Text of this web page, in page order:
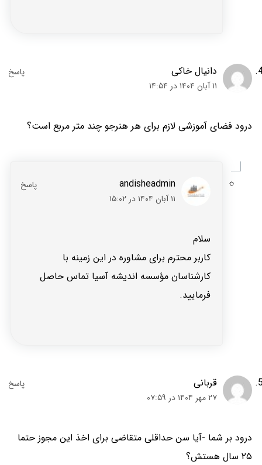
دانیال خاکی
۱۱ آبان ۱۴۰۴ در ۱۴:۵۴
درود فضای آموزشی لازم برای هر هنرجو چند متر مربع است؟
andisheadmin
۱۱ آبان ۱۴۰۴ در ۱۵:۰۲
سلام
کاربر محترم برای مشاوره در این زمینه با
کارشناسان مؤسسه اندیشه آسیا تماس حاصل
فرمایید.
قربانی
۲۷ مهر ۱۴۰۴ در ۰۷:۵۹
درود بر شما -آیا سن حداقلی متقاضی برای اخذ این مجوز حتما
۲۵ سال هستش؟